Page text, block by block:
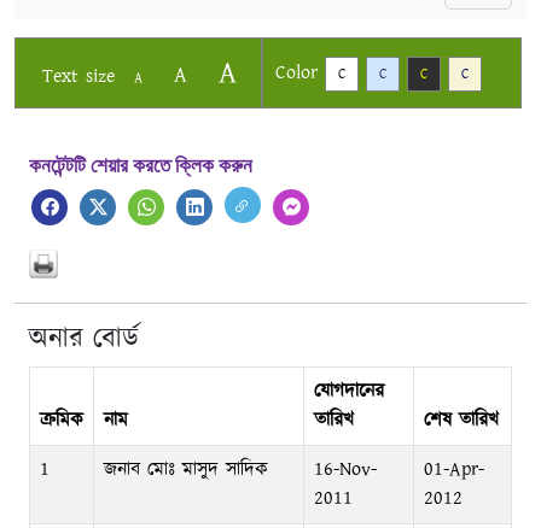
Text size A A A Color C C C C
কনটেন্টটি শেয়ার করতে ক্লিক করুন
অনার বোর্ড
ক্রমিক নাম
যোগদানের
তারিখ
শেষ তারিখ
1
জনাব মোঃ মাসুদ সাদিক
16-Nov-
2011
01-Apr-
2012